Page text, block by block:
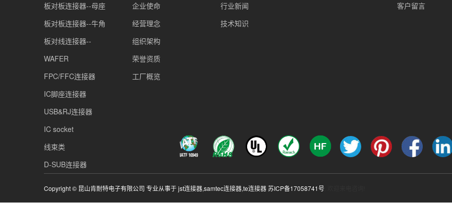
板对板连接器--母座
板对板连接器--牛角
板对线连接器--
WAFER
FPC/FFC连接器
IC脚座连接器
USB&RJ连接器
IC socket
线束类
D-SUB连接器
企业使命
经营理念
组织架构
荣誉资质
工厂概览
行业新闻
技术知识
客户留言
Copyright © 昆山肯耐特电子有限公司 专业从事于jst连接器,samtec连接器,te连接器苏ICP备17058741号